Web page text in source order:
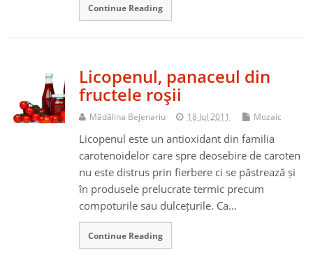
Continue Reading
Licopenul, panaceul din
fructele roşii
Mădălina Bejenariu 18 Jul 2011 Mozaic
Licopenul este un antioxidant din familia
carotenoidelor care spre deosebire de caroten
nu este distrus prin fierbere ci se păstrează și
în produsele prelucrate termic precum
compoturile sau dulcețurile. Ca…
Continue Reading